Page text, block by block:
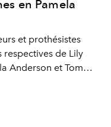
en Pamela
et prothésistes
respectives de Lily
Anderson et Tommy
exploit remarquable.